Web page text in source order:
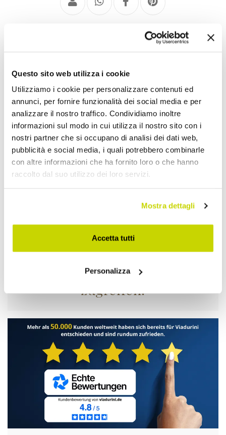
Questo sito web utilizza i cookie
Utilizziamo i cookie per personalizzare contenuti ed
annunci, per fornire funzionalità dei social media e per
analizzare il nostro traffico. Condividiamo inoltre
informazioni sul modo in cui utilizza il nostro sito con i
nostri partner che si occupano di analisi dei dati web,
pubblicità e social media, i quali potrebbero combinarle
con altre informazioni che ha fornito loro o che hanno
raccolto dal suo utilizzo dei loro servizi.
Mostra dettagli
Accetta tutti
Personalizza
Aufsatzwaschbecken aus Naturstein
Nur für kurze Zeit! Jetzt
zugreifen!